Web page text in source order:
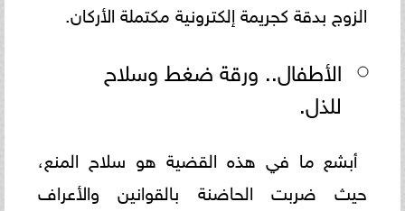
الزوج بدقة كجريمة إلكترونية مكتملة الأركان.
الأطفال.. ورقة ضغط وسلاح
للذل.
أبشع ما في هذه القضية هو سلاح المنع،
حيث ضربت الحاضنة بالقوانين والأعراف